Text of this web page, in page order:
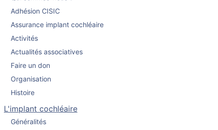
Adhésion CISIC
Assurance implant cochléaire
Activités
Actualités associatives
Faire un don
Organisation
Histoire
L'implant cochléaire
Généralités